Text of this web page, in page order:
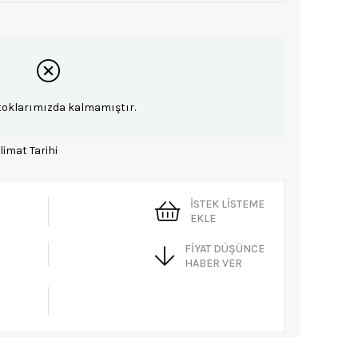
kalmamıştır.
Tarihi
İSTEK LISTEME
EKLE
FIYAT DÜŞÜNCE
HABER VER